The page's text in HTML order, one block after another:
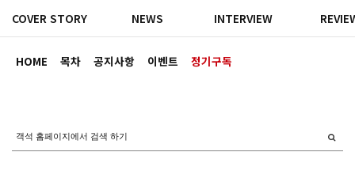
HOME 목차 공지사항 이벤트 정기구독
COVER STORY NEWS INTERVIEW